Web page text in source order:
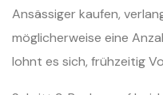
Ansässiger kaufen,
möglicherweise eine
lohnt es sich, frühzeitig